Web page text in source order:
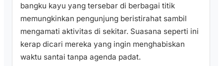
bangku kayu yang tersebar di berbagai titik
memungkinkan pengunjung beristirahat sambil
mengamati aktivitas di sekitar. Suasana seperti ini
kerap dicari mereka yang ingin menghabiskan
waktu santai tanpa agenda padat.